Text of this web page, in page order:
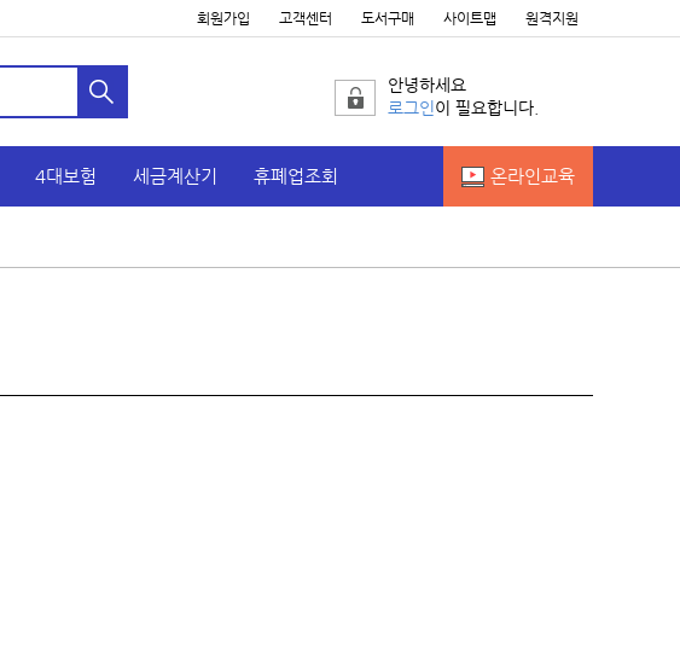
회원가입 고객센터 도서구매 사이트맵 원격지원
안녕하세요
로그인 이 필요합니다.
4대보험 세금계산기 휴폐업조회 온라인교육